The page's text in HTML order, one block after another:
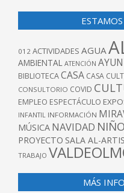
012 ACTIVIDADES AGUA
AMBIENTAL ATENCIÓN
BIBLIOTECACASA CASA
CONSULTORIO COVID
EMPLEO ESPECTÁCULO
INFANTIL INFORMACIÓN
MÚSICA NAVIDAD
PROYECTO SALA AL-ARTIS
TRABAJO
MÁS